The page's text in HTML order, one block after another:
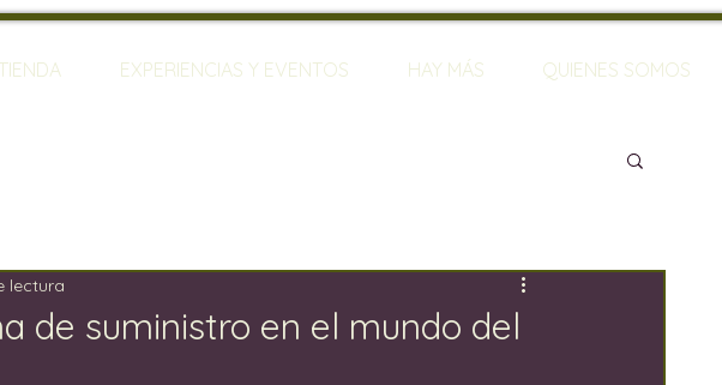
EXPERIENCIAS Y EVENTOS HAY MÁS QUIENES SOMOS
de suministro en el mundo del
lectura